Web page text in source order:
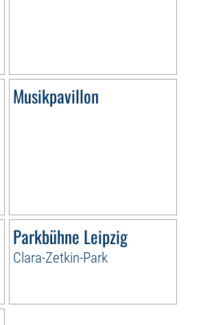
Musikpavillon
Parkbühne Leipzig
Clara-Zetkin-Park